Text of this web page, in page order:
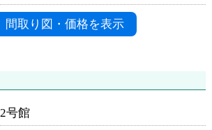
間取り図・価格を表示
2号館